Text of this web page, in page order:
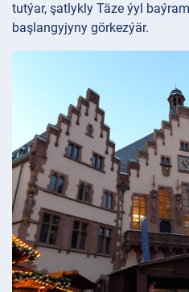
tutýar, şatlykly Täze ýyl
başlangyjyny görkezýär.